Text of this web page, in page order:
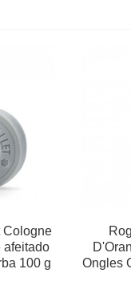
Cologne
afeitado
100 g
Ongles